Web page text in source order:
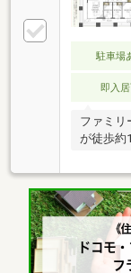
駐車場
即入
ファミリ
が徒歩約
すことが
暖房機能
ートショ
を誇る
かりとサ
ば、ぜひ